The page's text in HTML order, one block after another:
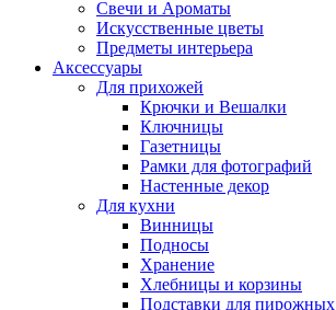
Свечи и Ароматы
Искусственные цветы
Предметы интерьера
Аксессуары
Для прихожей
Крючки и Вешалки
Ключницы
Газетницы
Рамки для фотографий
Настенные декор
Для кухни
Винницы
Подносы
Хранение
Хлебницы и корзины
Подставки для пирожных